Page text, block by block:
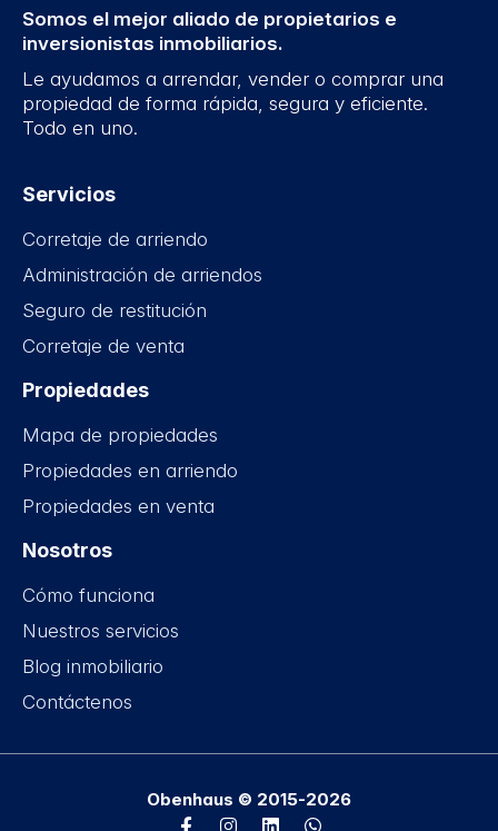
Somos el mejor aliado de propietarios e
inversionistas inmobiliarios.
Le ayudamos a arrendar, vender o comprar una
propiedad de forma rápida, segura y eficiente.
Todo en uno.
Servicios
Corretaje de arriendo
Administración de arriendos
Seguro de restitución
Corretaje de venta
Propiedades
Mapa de propiedades
Propiedades en arriendo
Propiedades en venta
Nosotros
Cómo funciona
Nuestros servicios
Blog inmobiliario
Contáctenos
Obenhaus © 2015-2026